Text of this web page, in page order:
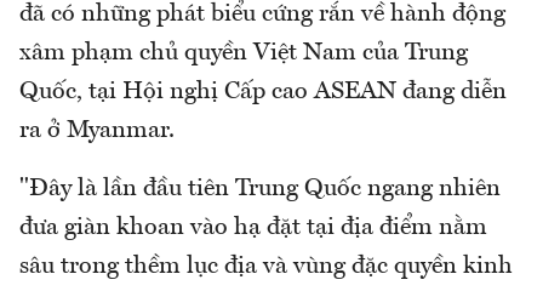
đã có những phát biểu cứng rắn về hành động
xâm phạm chủ quyền Việt Nam của Trung
Quốc, tại Hội nghị Cấp cao ASEAN đang diễn
ra ở Myanmar.
"Đây là lần đầu tiên Trung Quốc ngang nhiên
đưa giàn khoan vào hạ đặt tại địa điểm nằm
sâu trong thềm lục địa và vùng đặc quyền kinh